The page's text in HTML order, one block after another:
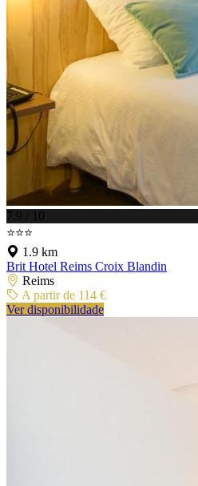
7.9 / 10
⭐⭐⭐
1.9 km
Brit Hotel Reims Croix Blandin
Reims
A partir de 114 €
Ver disponibilidade